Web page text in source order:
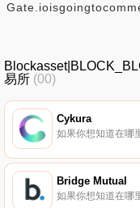
易所 (00)
Cykura
Bridge Mutual